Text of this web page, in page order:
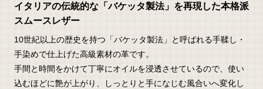
イタリアの伝統的な「バケッタ製法」を再現した本格派
スムースレザー
10世紀以上の歴史を持つ「バケッタ製法」と呼ばれる手鞣し・
手染めで仕上げた高級素材の革です。
手間と時間をかけて丁寧にオイルを浸透させているので、使い
込むほどに艶が上がり、しっとりと手になじむ風合いへ変化し